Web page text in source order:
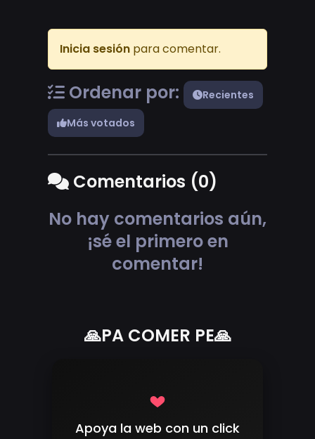
Inicia sesión para comentar.
Ordenar por:
Recientes
Más votados
Comentarios (0)
No hay comentarios aún,
¡sé el primero en
comentar!
🙏PA COMER PE🙏
Apoya la web con un click